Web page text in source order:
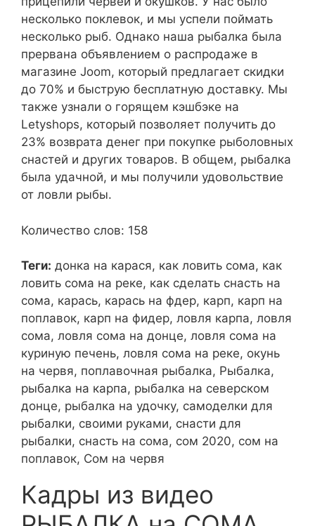
несколько поклевок, и мы успели поймать
несколько рыб. Однако наша рыбалка была
прервана объявлением о распродаже в
магазине Joom, который предлагает скидки
до 70% и быструю бесплатную доставку. Мы
также узнали о горящем кэшбэке на
Letyshops, который позволяет получить до
23% возврата денег при покупке рыболовных
снастей и других товаров. В общем, рыбалка
была удачной, и мы получили удовольствие
от ловли рыбы.
Количество слов: 158
Теги: донка на карася, как ловить сома, как
ловить сома на реке, как сделать снасть на
сома, карась, карась на фдер, карп, карп на
поплавок, карп на фидер, ловля карпа, ловля
сома, ловля сома на донце, ловля сома на
куриную печень, ловля сома на реке, окунь
на червя, поплавочная рыбалка, Рыбалка,
рыбалка на карпа, рыбалка на северском
донце, рыбалка на удочку, самоделки для
рыбалки, своими руками, снасти для
рыбалки, снасть на сома, сом 2020, сом на
поплавок, Сом на червя
Кадры из видео